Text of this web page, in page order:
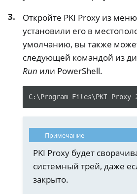
Откройте PKI Proxy из
установили его в
умолчанию, вы также
следующей командой из
Run или PowerShell.
C:\Program Files\PKI Proxy
Примечание
PKI Proxy будет
системный трей, даже
закрыто.